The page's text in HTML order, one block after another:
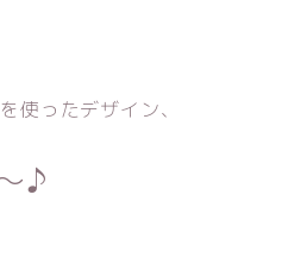
使ったデザイン、
♪